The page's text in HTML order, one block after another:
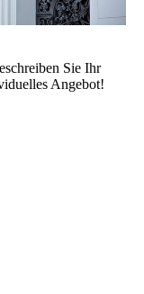
Sie Ihr
Angebot!